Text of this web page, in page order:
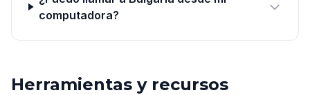
computadora?
Herramientas y recursos